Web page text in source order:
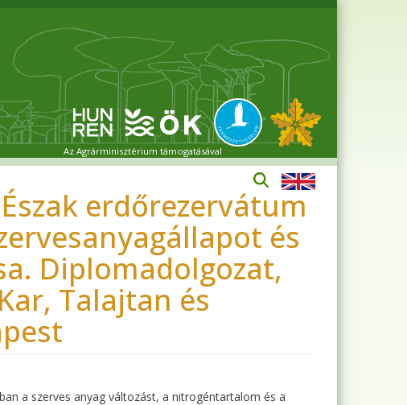
Az Agrárminisztérium támogatásával
erdőrezervátum
és
Diplomadolgozat,
Talajtan és
a szerves anyag változást, a nitrogéntartalom és a